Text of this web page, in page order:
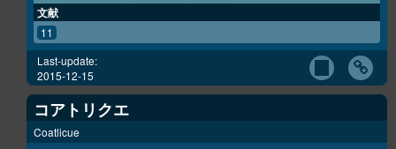
文献
11
Last-update:
2015-12-15
コアトリクエ
Coatlicue